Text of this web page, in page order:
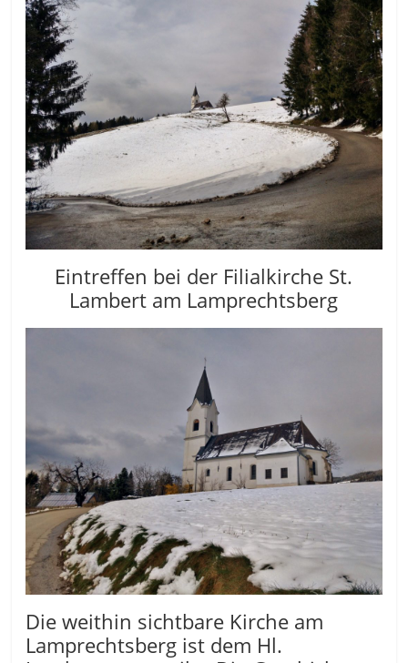
Eintreffen bei der Filialkirche St.
Lambert am Lamprechtsberg
Die weithin sichtbare Kirche am
Lamprechtsberg ist dem Hl.